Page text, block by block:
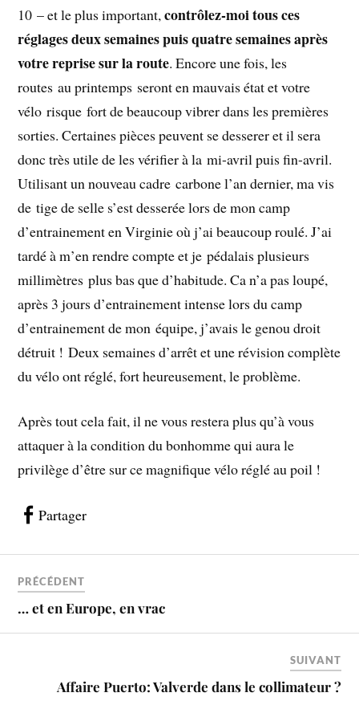
10 – et le plus important,contrôlez-moi tous ces
réglages deux semaines puis quatre semaines après
votre reprise sur la route. Encore une fois, les
routes au printemps seront en mauvais état et votre
vélo risque fort de beaucoup vibrer dans les premières
sorties. Certaines pièces peuvent se desserer et il sera
donc très utile de les vérifier à la mi-avril puis fin-avril.
Utilisant un nouveau cadre carbone l’an dernier, ma vis
de tige de selle s’est desserée lors de mon camp
d’entrainement en Virginie où j’ai beaucoup roulé. J’ai
tardé à m’en rendre compte et je pédalais plusieurs
millimètres plus bas que d’habitude. Ca n’a pas loupé,
après 3 jours d’entrainement intense lors du camp
d’entrainement de mon équipe, j’avais le genou droit
détruit ! Deux semaines d’arrêt et une révision complète
du vélo ont réglé, fort heureusement, le problème.
Après tout cela fait, il ne vous restera plus qu’à vous
attaquer à la condition du bonhomme qui aura le
privilège d’être sur ce magnifique vélo réglé au poil !
Partager
PRÉCÉDENT
… et en Europe, en vrac
SUIVANT
Affaire Puerto: Valverde dans le collimateur ?